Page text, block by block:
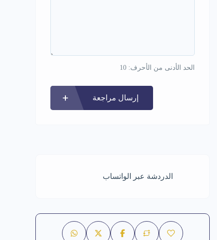
الحد الأدنى من الأحرف: 10
إرسال مراجعة
الدردشة عبر الواتساب